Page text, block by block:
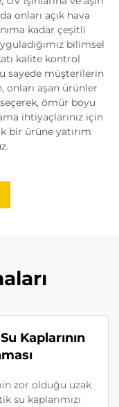
onları açık hava
kadar çeşitli
bilimsel
kalite kontrol
sayede müşterilerin
onları aşan ürünler
seçerek, ömür boyu
ihtiyaçlarınız için
bir ürüne yatırım
Kaplarının
zor olduğu uzak
su kaplarımızı